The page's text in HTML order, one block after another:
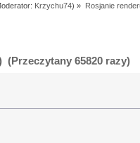
Krzychu74) » Rosjanie
(Przeczytany 65820 razy)